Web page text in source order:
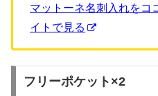
マットーネ名刺入れをコ
イトで見る
フリーポケット×2